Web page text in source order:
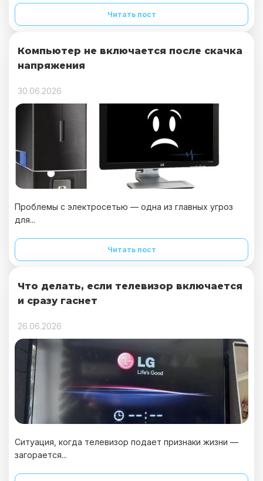
Читать пост
Компьютер не включается после скачка
напряжения
30.06.2026
Проблемы с электросетью — одна из главных угроз
для...
Читать пост
Что делать, если телевизор включается
и сразу гаснет
26.06.2026
Ситуация, когда телевизор подает признаки жизни —
загорается...